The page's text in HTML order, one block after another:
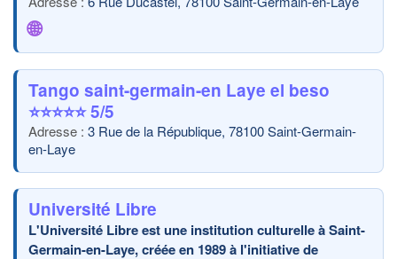
🌐
Tango saint-germain-en Laye el beso
⭐⭐⭐⭐⭐ 5/5
3 Rue de la République, 78100 Saint-Germain-
en-Laye
Université Libre
L'Université Libre est une institution culturelle à Saint-
Germain-en-Laye, créée en 1989 à l'initiative de